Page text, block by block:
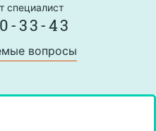
специалист
33-43
вопросы